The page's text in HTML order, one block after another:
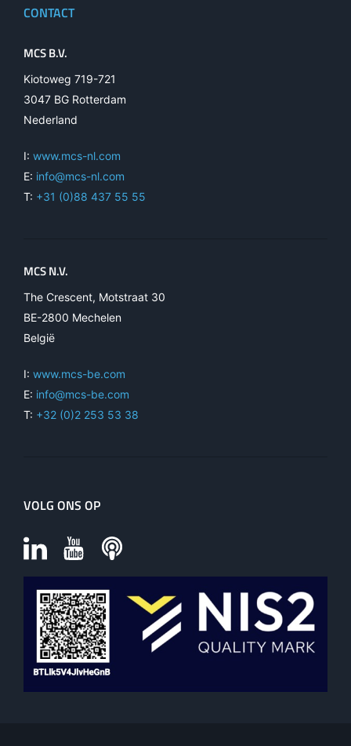
CONTACT
MCS B.V.
Kiotoweg 719-721
3047 BG Rotterdam
Nederland
I: www.mcs-nl.com
E: info@mcs-nl.com
T: +31 (0)88 437 55 55
MCS N.V.
The Crescent, Motstraat 30
BE-2800 Mechelen
België
I: www.mcs-be.com
E: info@mcs-be.com
T: +32 (0)2 253 53 38
VOLG ONS OP